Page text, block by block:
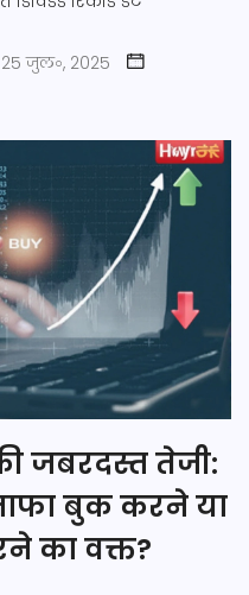
25 जुल॰, 2025
जबरदस्त तेजी:
बुक करने या
का वक्त?